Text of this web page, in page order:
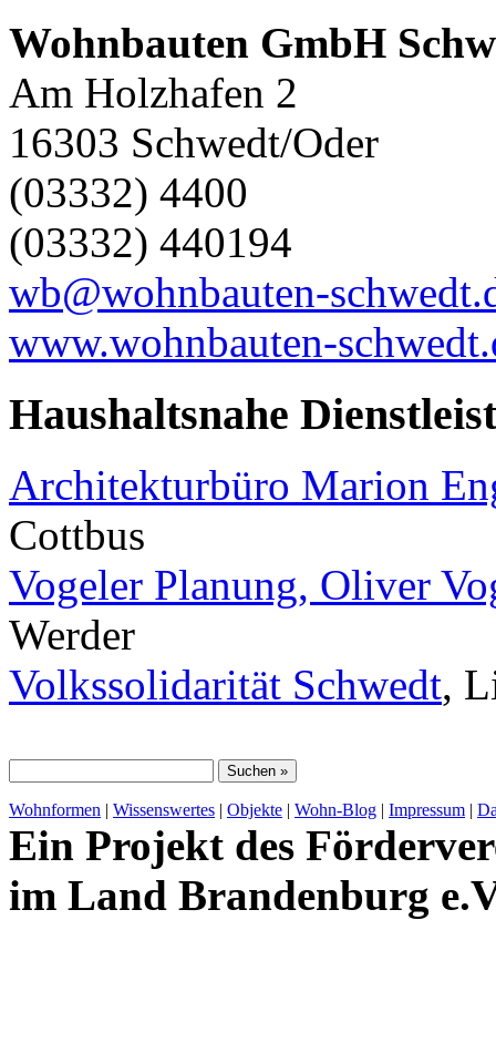
Wohnbauten GmbH
Am Holzhafen 2
16303 Schwedt/Oder
(03332) 4400
(03332) 440194
wb@wohnbauten-
www.wohnbauten-
Haushaltsnahe
Architekturbüro Marion
Cottbus
Vogeler Planung, Oliver
Werder
Volkssolidarität Schwedt,
Wohnformen | Wissenswertes | Objekte | Wohn-Blog | Impressum |
Ein Projekt des
im Land Brandenburg